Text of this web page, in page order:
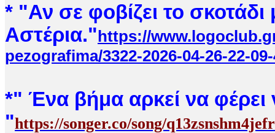
* "Αν σε φοβίζει το σκοτάδι
Αστέρια."https://
pezografima/3322-2026-04-26-22-
*" Ένα βήμα αρκεί να φέρει
"https://songer.co/song/